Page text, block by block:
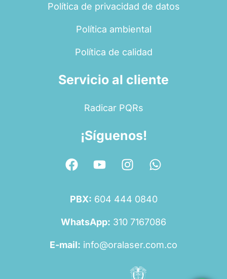
Política de privacidad de datos
Política ambiental
Política de calidad
Servicio al cliente
Radicar PQRs
¡Síguenos!
PBX: 604 444 0840
WhatsApp: 310 7167086
E-mail: info@oralaser.com.co